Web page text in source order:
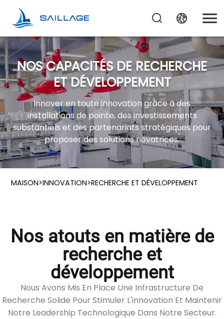
NOS CAPACITÉS DE RECHERCHE
ET DÉVELOPPEMENT
Innover en toute innovation grâce à des
installations de pointe, des investissements
substantiels et des partenariats stratégiques pour
proposer des solutions novatrices.
MAISON>INNOVATION>RECHERCHE ET DÉVELOPPEMENT
Nos atouts en matière de
recherche et
développement
Nous Avons Mis En Place Une Infrastructure De
Recherche Solide Pour Stimuler L'innovation Et Maintenir
Notre Leadership Technologique Dans Notre Secteur.